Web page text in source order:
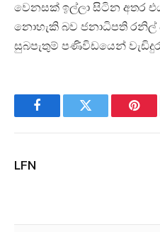
වෙනසක් ඉල්ලා සිටින අතර
නොහැකි බව ජනාධිපති රනිල්
සුබපැතුම් පණිවිඩයෙන්
FacebookTwitter
LFN